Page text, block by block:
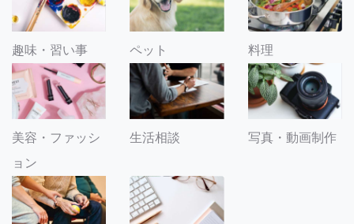
趣味・習い事 ペット 料理
美容・ファッシ
ョン
生活相談 写真・動画制作